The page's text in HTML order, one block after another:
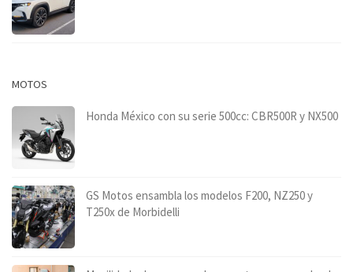
MOTOS
Honda México con su serie 500cc: CBR500R y NX500
GS Motos ensambla los modelos F200, NZ250 y
T250x de Morbidelli